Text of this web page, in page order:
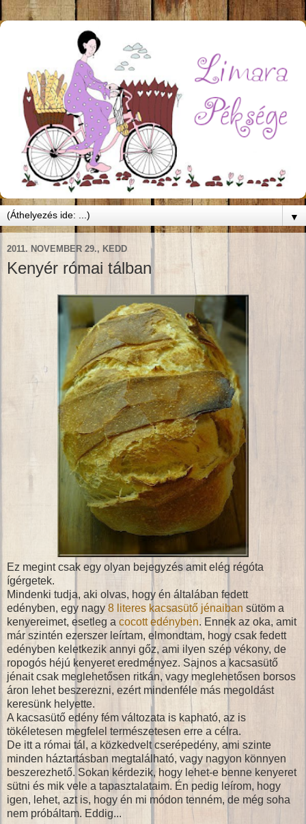
▼
2011. NOVEMBER 29., KEDD
Kenyér római tálban
Ez megint csak egy olyan bejegyzés amit elég régóta
ígérgetek.
Mindenki tudja, aki olvas, hogy én általában fedett
edényben, egy nagy 8 literes kacsasütő jénaiban sütöm a
kenyereimet, esetleg a cocott edényben. Ennek az oka, amit
már szintén ezerszer leírtam, elmondtam, hogy csak fedett
edényben keletkezik annyi gőz, ami ilyen szép vékony, de
ropogós héjú kenyeret eredményez. Sajnos a kacsasütő
jénait csak meglehetősen ritkán, vagy meglehetősen borsos
áron lehet beszerezni, ezért mindenféle más megoldást
keresünk helyette.
A kacsasütő edény fém változata is kapható, az is
tökéletesen megfelel természetesen erre a célra.
De itt a római tál, a közkedvelt cserépedény, ami szinte
minden háztartásban megtalálható, vagy nagyon könnyen
beszerezhető. Sokan kérdezik, hogy lehet-e benne kenyeret
sütni és mik vele a tapasztalataim. Én pedig leírom, hogy
igen, lehet, azt is, hogy én mi módon tenném, de még soha
nem próbáltam. Eddig...